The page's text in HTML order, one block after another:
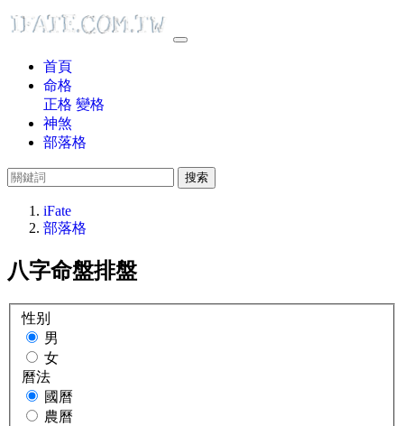
首頁
命格
正格 變格
神煞
部落格
搜索
iFate
部落格
八字命盤排盤
性别
男
女
曆法
國曆
農曆